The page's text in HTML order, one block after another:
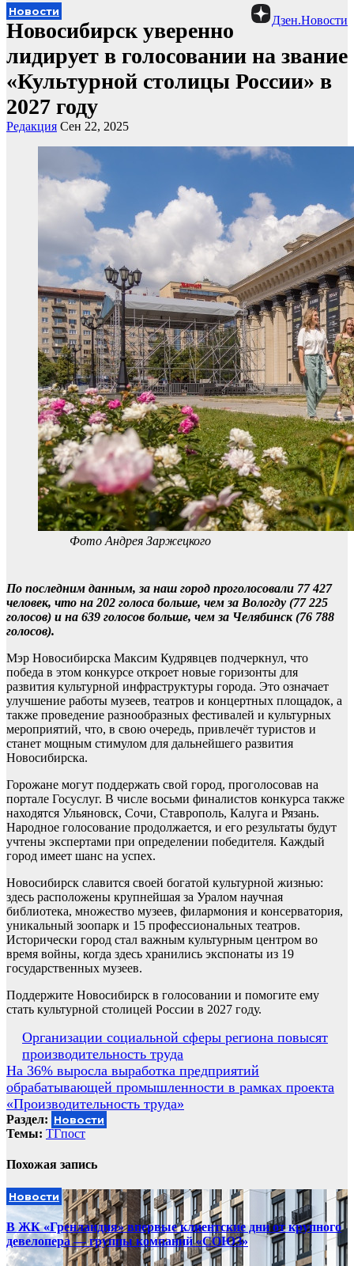
Дзен.Новости
Новости
Новосибирск уверенно
лидирует в голосовании на звание
«Культурной столицы России» в
2027 году
Редакция Сен 22, 2025
Фото Андрея Заржецкого
По последним данным, за наш город проголосовали 77 427
человек, что на 202 голоса больше, чем за Вологду (77 225
голосов) и на 639 голосов больше, чем за Челябинск (76 788
голосов).
Мэр Новосибирска Максим Кудрявцев подчеркнул, что
победа в этом конкурсе откроет новые горизонты для
развития культурной инфраструктуры города. Это означает
улучшение работы музеев, театров и концертных площадок, а
также проведение разнообразных фестивалей и культурных
мероприятий, что, в свою очередь, привлечёт туристов и
станет мощным стимулом для дальнейшего развития
Новосибирска.
Горожане могут поддержать свой город, проголосовав на
портале Госуслуг. В числе восьми финалистов конкурса также
находятся Ульяновск, Сочи, Ставрополь, Калуга и Рязань.
Народное голосование продолжается, и его результаты будут
учтены экспертами при определении победителя. Каждый
город имеет шанс на успех.
Новосибирск славится своей богатой культурной жизнью:
здесь расположены крупнейшая за Уралом научная
библиотека, множество музеев, филармония и консерватория,
уникальный зоопарк и 15 профессиональных театров.
Исторически город стал важным культурным центром во
время войны, когда здесь хранились экспонаты из 19
государственных музеев.
Поддержите Новосибирск в голосовании и помогите ему
стать культурной столицей России в 2027 году.
Навигация
по
записям
Организации социальной сферы региона повысят
производительность труда
На 36% выросла выработка предприятий
обрабатывающей промышленности в рамках проекта
«Производительность труда»
Раздел: Новости
Темы: ТГпост
Похожая запись
Новости
В ЖК «Гренландия» впервые клиентские дни от крупного
девелопера — группы компаний «СОЮЗ»